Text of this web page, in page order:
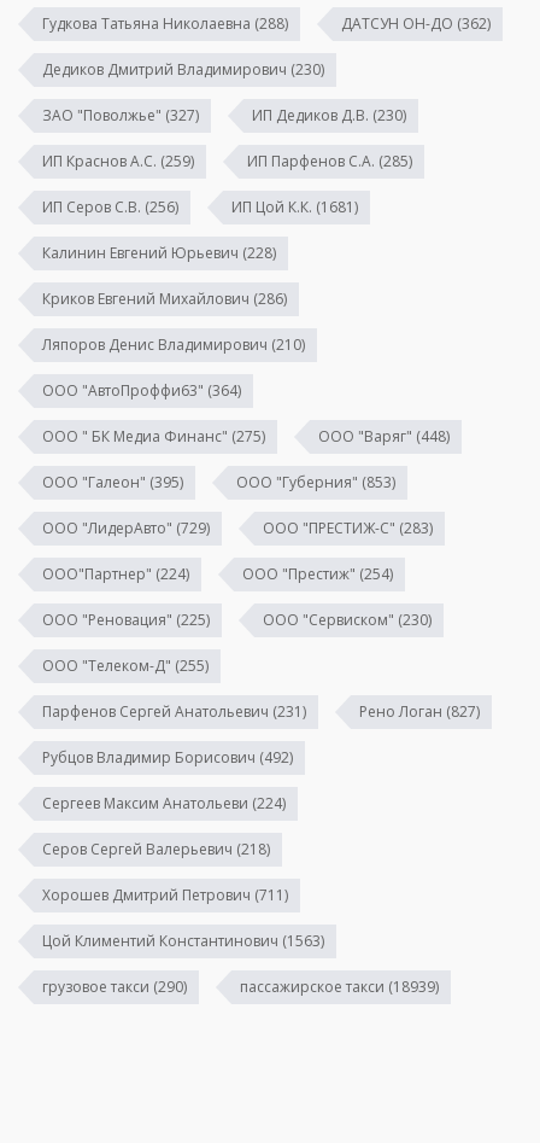
Гудкова Татьяна Николаевна (288) ДАТСУН ОН-ДО (362)
Дедиков Дмитрий Владимирович (230)
ЗАО "Поволжье" (327) ИП Дедиков Д.В. (230)
ИП Краснов А.С. (259) ИП Парфенов С.А. (285)
ИП Серов С.В. (256) ИП Цой К.К. (1681)
Калинин Евгений Юрьевич (228)
Криков Евгений Михайлович (286)
Ляпоров Денис Владимирович (210)
ООО "АвтоПроффи63" (364)
ООО " БК Медиа Финанс" (275) ООО "Варяг" (448)
ООО "Галеон" (395) ООО "Губерния" (853)
ООО "ЛидерАвто" (729) ООО "ПРЕСТИЖ-С" (283)
ООО"Партнер" (224) ООО "Престиж" (254)
ООО "Реновация" (225) ООО "Сервиском" (230)
ООО "Телеком-Д" (255)
Парфенов Сергей Анатольевич (231) Рено Логан (827)
Рубцов Владимир Борисович (492)
Сергеев Максим Анатольеви (224)
Серов Сергей Валерьевич (218)
Хорошев Дмитрий Петрович (711)
Цой Климентий Константинович (1563)
грузовое такси (290) пассажирское такси (18939)